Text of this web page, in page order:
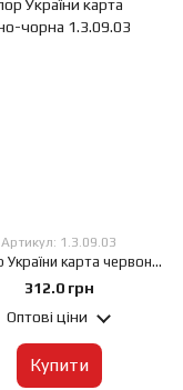
Артикул: 1.3.09.03
Прапор України карта червоно-чорна, 60х90 см, Штучний шовк 50 г/м², Сублімаційний друк, односторонній, Кишеня під древко зліва
312.0 грн
Оптові ціни
Купити